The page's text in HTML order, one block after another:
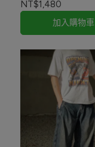
NT$1,480
加入購物車